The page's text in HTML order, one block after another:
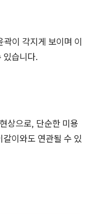
이 각지게 보이며 이
있습니다.
상으로, 단순한 미용
이와도 연관될 수 있